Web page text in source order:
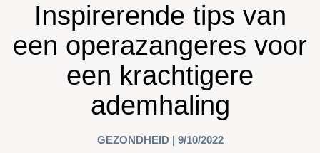
Inspirerende tips van
een operazangeres voor
een krachtigere
ademhaling
GEZONDHEID | 9/10/2022